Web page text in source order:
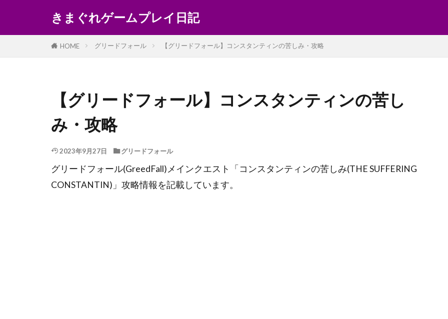
きまぐれゲームプレイ日記
HOME グリードフォール 【グリードフォール】コンスタンティンの苦しみ・攻略
【グリードフォール】コンスタンティンの苦し
み・攻略
2023年9月27日 グリードフォール
グリードフォール(GreedFall)メインクエスト「コンスタンティンの苦しみ(THE SUFFERING
CONSTANTIN)」攻略情報を記載しています。